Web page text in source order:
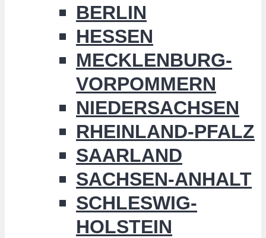
BERLIN
HESSEN
MECKLENBURG-
VORPOMMERN
NIEDERSACHSEN
RHEINLAND-PFALZ
SAARLAND
SACHSEN-ANHALT
SCHLESWIG-
HOLSTEIN